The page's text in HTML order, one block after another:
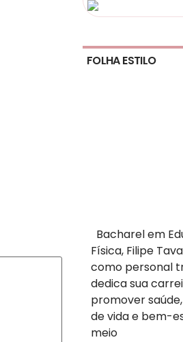
FOLHA ESTILO
Bacharel em
Física, Filipe
como personal
dedica sua
promover
de vida e bem-
meio